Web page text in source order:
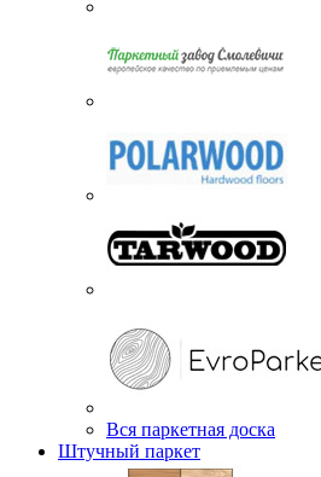
Вся паркетная доска
Штучный паркет